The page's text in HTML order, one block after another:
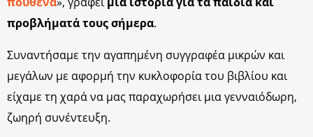
προβλήματά τους σήμερα.
Συναντήσαμε την αγαπημένη συγγραφέα μικρών και
μεγάλων με αφορμή την κυκλοφορία του βιβλίου και
είχαμε τη χαρά να μας παραχωρήσει μια γενναιόδωρη,
ζωηρή συνέντευξη.